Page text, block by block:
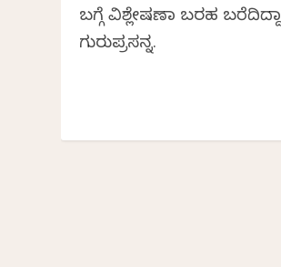
ಬಗ್ಗೆ ವಿಶ್ಲೇಷಣಾ ಬರಹ
ಗುರುಪ್ರಸನ್ನ.